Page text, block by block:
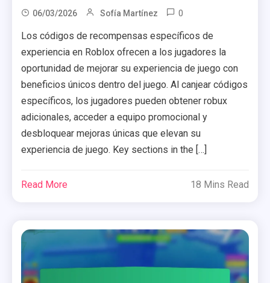
06/03/2026 Sofía Martínez 0
Los códigos de recompensas específicos de
experiencia en Roblox ofrecen a los jugadores la
oportunidad de mejorar su experiencia de juego con
beneficios únicos dentro del juego. Al canjear códigos
específicos, los jugadores pueden obtener robux
adicionales, acceder a equipo promocional y
desbloquear mejoras únicas que elevan su
experiencia de juego. Key sections in the […]
Read More 18 Mins Read